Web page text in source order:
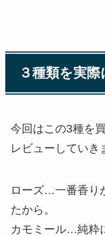
３種類を実
今回はこの3種を
レビューしていき
ローズ…一番香り
たから。
カモミール…純粋